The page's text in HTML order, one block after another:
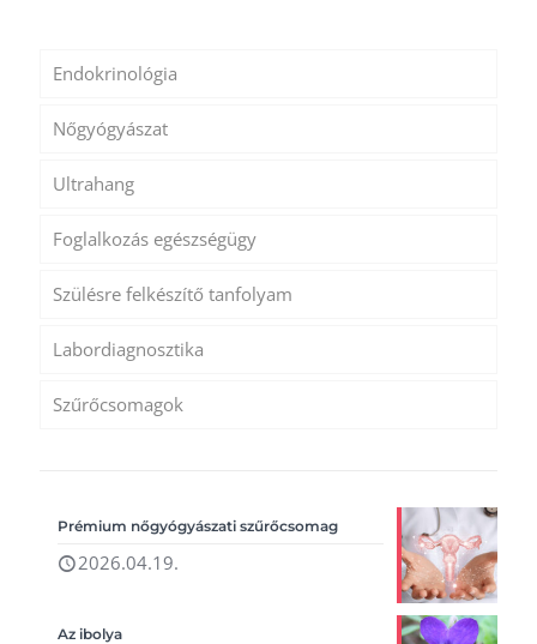
Endokrinológia
Nőgyógyászat
Ultrahang
Foglalkozás egészségügy
Szülésre felkészítő tanfolyam
Labordiagnosztika
Szűrőcsomagok
Prémium nőgyógyászati szűrőcsomag
2026.04.19.
Az ibolya